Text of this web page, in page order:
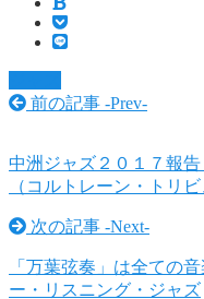
前の記事 -Prev-
中洲ジャズ２０１７報
（コルトレーン・トリビ
次の記事 -Next-
「万葉弦奏」は全ての
ー・リスニング・ジャズ